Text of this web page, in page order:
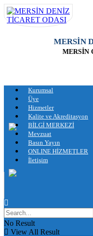
MERSİN
MERSİN
Kurumsal
Üye
Hizmetler
Kalite ve Akreditasyon
BİLGİ MERKEZİ
Mevzuat
Basın Yayın
ONLINE HİZMETLER
İletişim
No Result
View All Result